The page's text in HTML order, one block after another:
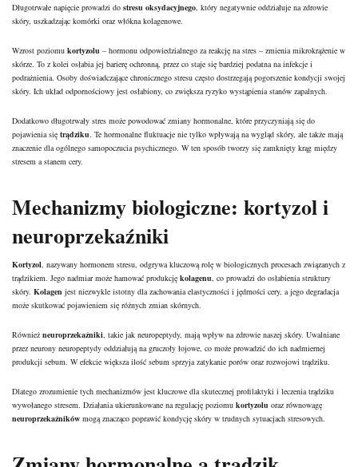
Długotrwałe napięcie prowadzi do stresu oksydacyjnego , który negatywnie oddziałuje na zdrowie
skóry, uszkadzając komórki oraz włókna kolagenowe.
Wzrost poziomu kortyzolu – hormonu odpowiedzialnego za reakcję na stres – zmienia mikrokrążenie w
skórze . To z kolei osłabia jej barierę ochronną, przez co staje się bardziej podatna na infekcje i
podrażnienia . Osoby doświadczające chronicznego stresu często dostrzegają pogorszenie kondycji swojej
skóry. Ich układ odpornościowy jest osłabiony, co zwiększa ryzyko wystąpienia stanów zapalnych.
Dodatkowo długotrwały stres może powodować zmiany hormonalne, które przyczyniają się do
pojawienia się trądziku . Te hormonalne fluktuacje nie tylko wpływają na wygląd skóry, ale także mają
znaczenie dla ogólnego samopoczucia psychicznego. W ten sposób tworzy się zamknięty krąg między
stresem a stanem cery.
Mechanizmy biologiczne: kortyzol i
neuroprzekaźniki
Kortyzol , nazywany hormonem stresu, odgrywa kluczową rolę w biologicznych procesach związanych z
trądzikiem . Jego nadmiar może hamować produkcję kolagenu , co prowadzi do osłabienia struktury
skóry. Kolagen jest niezwykle istotny dla zachowania elastyczności i jędrności cery, a jego degradacja
może skutkować pojawieniem się różnych zmian skórnych.
Również neuroprzekaźniki , takie jak neuropeptydy, mają wpływ na zdrowie naszej skóry. Uwalniane
przez neurony neuropeptydy oddziałują na gruczoły łojowe, co może prowadzić do ich nadmiernej
produkcji sebum. W efekcie większa ilość sebum sprzyja zatykanie porów oraz rozwojowi trądziku.
Dlatego zrozumienie tych mechanizmów jest kluczowe dla skutecznej profilaktyki i leczenia trądziku
wywołanego stresem. Działania ukierunkowane na regulację poziomu kortyzolu oraz równowagę
neuroprzekaźników mogą znacząco poprawić kondycję skóry w trudnych sytuacjach stresowych.